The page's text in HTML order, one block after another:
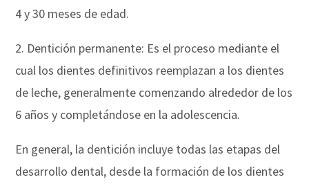
4 y 30 meses de edad.
2. Dentición permanente: Es el proceso mediante el
cual los dientes definitivos reemplazan a los dientes
de leche, generalmente comenzando alrededor de los
6 años y completándose en la adolescencia.
En general, la dentición incluye todas las etapas del
desarrollo dental, desde la formación de los dientes